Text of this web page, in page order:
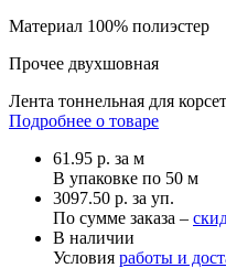
Материал 100% полиэстер
Прочее двухшовная
Лента тоннельная для
Подробнее о товаре
61.95 р. за м
В упаковке по 50 м
3097.50 р. за уп.
По сумме заказа –
В наличии
Условия работы и